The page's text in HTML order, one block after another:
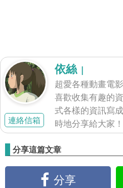
連絡信箱
依絲 |
超愛各種動畫電
喜歡收集有趣的
式各樣的資訊寫
時地分享給大家！
分享這篇文章
分享